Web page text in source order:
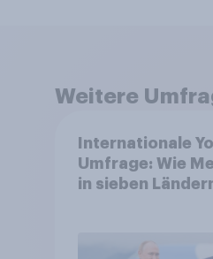
Weitere
Internationale
Umfrage: Wie
in sieben
Bedrohungen